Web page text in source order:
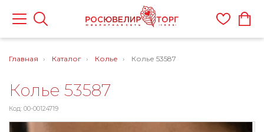
Главная Каталог Колье Колье 53587
Колье 53587
Код: 00-00124719